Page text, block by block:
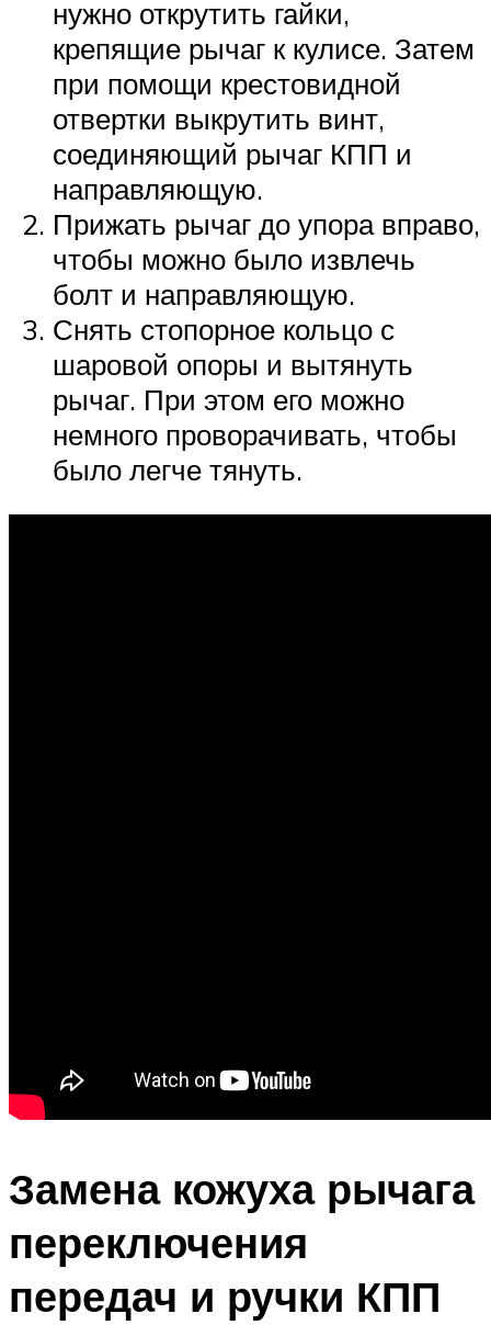
нужно открутить гайки,
крепящие рычаг к кулисе. Затем
при помощи крестовидной
отвертки выкрутить винт,
соединяющий рычаг КПП и
направляющую.
Прижать рычаг до упора вправо,
чтобы можно было извлечь
болт и направляющую.
Снять стопорное кольцо с
шаровой опоры и вытянуть
рычаг. При этом его можно
немного проворачивать, чтобы
было легче тянуть.
Замена кожуха рычага
переключения
передач и ручки КПП